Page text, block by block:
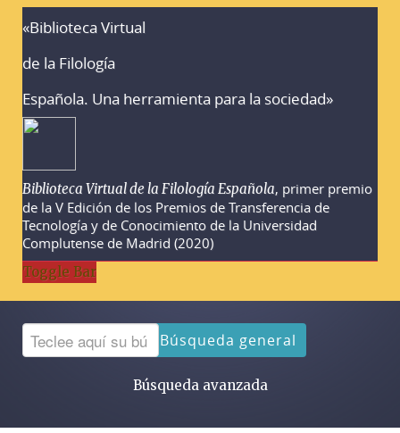
«Biblioteca Virtual
de la Filología
Española. Una herramienta para la sociedad»
Biblioteca Virtual de la Filología Española, primer premio
de la V Edición de los Premios de Transferencia de
Tecnología y de Conocimiento de la Universidad
Complutense de Madrid (2020)
Toggle Bar
Búsqueda general
Búsqueda avanzada